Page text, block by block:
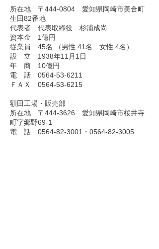
所在地 〒444-0804 愛知県岡崎市美合町
生田82番地
代表者 代表取締役 杉浦成尚
資本金 1億円
従業員 45名 （男性:41名 女性:4名）
設 立 1938年11月1日
年 商 10億円
電 話 0564-53-6211
ＦＡＸ
0564-53-6215
額田工場・販売部
所在地 〒444-3626 愛知県岡崎市桜井寺
町字郷野69-1
電 話 0564-82-3001・0564-82-3005